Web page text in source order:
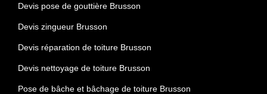
Devis pose de gouttière Brusson
Devis zingueur Brusson
Devis réparation de toiture Brusson
Devis nettoyage de toiture Brusson
Pose de bâche et bâchage de toiture Brusson